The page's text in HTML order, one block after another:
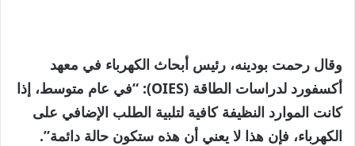
وقال رحمت بودينه، رئيس أبحاث الكهرباء في معهد
أكسفورد لدراسات الطاقة (OIES): “في عام متوسط، إذا
كانت الموارد النظيفة كافية لتلبية الطلب الإضافي على
الكهرباء، فإن هذا لا يعني أن هذه ستكون حالة دائمة”.